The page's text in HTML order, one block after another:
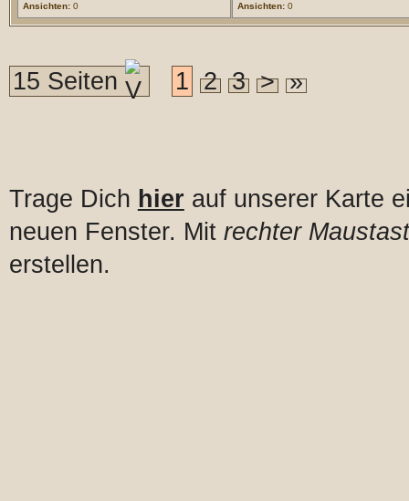
Ansichten:0
Ansichten:0
15 Seiten 1 2 3 > »
Trage Dich hier auf unserer Karte
neuen Fenster. Mit rechter
erstellen.